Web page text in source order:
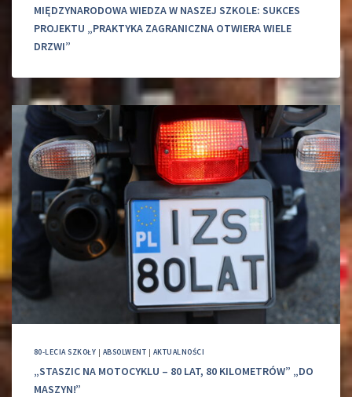
MIĘDZYNARODOWA WIEDZA W NASZEJ SZKOLE: SUKCES
PROJEKTU „PRAKTYKA ZAGRANICZNA OTWIERA WIELE
DRZWI”
80-LECIA SZKOŁY | ABSOLWENT | AKTUALNOŚCI
„STASZIC NA MOTOCYKLU – 80 LAT, 80 KILOMETRÓW” „DO
MASZYN!”